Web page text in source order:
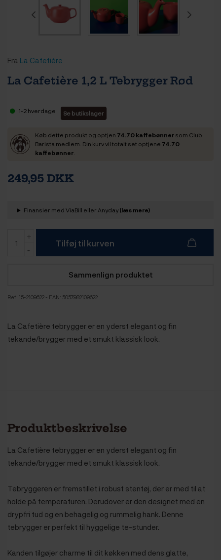
Fra La Cafetière
La Cafetière 1,2 L Tebrygger Rød
1-2 hverdage Se butikslager
Køb dette produkt og optjen 74.70 kaffebønnersom Club
Barista medlem. Din kurv vil totalt set optjene 74.70
kaffebønner
249,95 DKK
Finansier med ViaBill eller Anyday(læs mere)
Tilføj til kurven
Sammenlign produktet
Ref: 15-2109622 - EAN: 5057982109622
La Cafetière tebrygger er en yderst elegant og fin
tekande/brygger med et smukt klassisk look.
Produktbeskrivelse
La Cafetière tebrygger er en yderst elegant og fin
tekande/brygger med et smukt klassisk look.
Tebryggeren er fremstillet i robust stentøj, der er med til at
holde på temperaturen. Derudover er den designet med en
drypfri tud og en behagelig og rummelig hank. Denne
tebrygger er perfekt til hyggelige te-stunder.
Kanden tilgøjer charme til dit køkken med dens glatte,